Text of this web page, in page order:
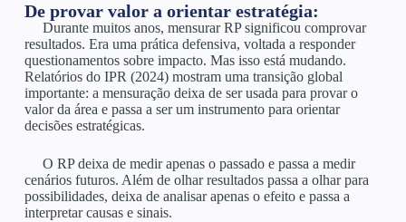
De provar valor a orientar estratégia:
Durante muitos anos, mensurar RP significou comprovar
resultados. Era uma prática defensiva, voltada a responder
questionamentos sobre impacto. Mas isso está mudando.
Relatórios do IPR (2024) mostram uma transição global
importante: a mensuração deixa de ser usada para provar o
valor da área e passa a ser um instrumento para orientar
decisões estratégicas.
O RP deixa de medir apenas o passado e passa a medir
cenários futuros. Além de olhar resultados passa a olhar para
possibilidades, deixa de analisar apenas o efeito e passa a
interpretar causas e sinais.